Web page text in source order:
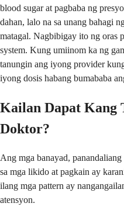
blood sugar at pagbaba ng
dahan, lalo na sa unang bahagi
matagal. Nagbibigay ito ng oras
system. Kung umiinom ka ng
tanungin ang iyong provider
iyong dosis habang bumababa
Kailan Dapat Kang
Doktor?
Ang mga banayad,
sa mga likido at pagkain ay
ilang mga pattern ay
atensyon.